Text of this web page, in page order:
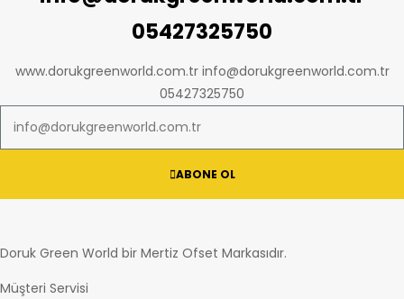
05427325750
www.dorukgreenworld.com.tr info@dorukgreenworld.com.tr
05427325750
ABONE OL
Doruk Green World bir Mertiz Ofset Markasıdır.
Müşteri Servisi